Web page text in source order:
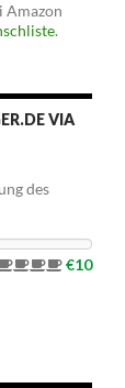
Amazon
.
VIA
des
€10